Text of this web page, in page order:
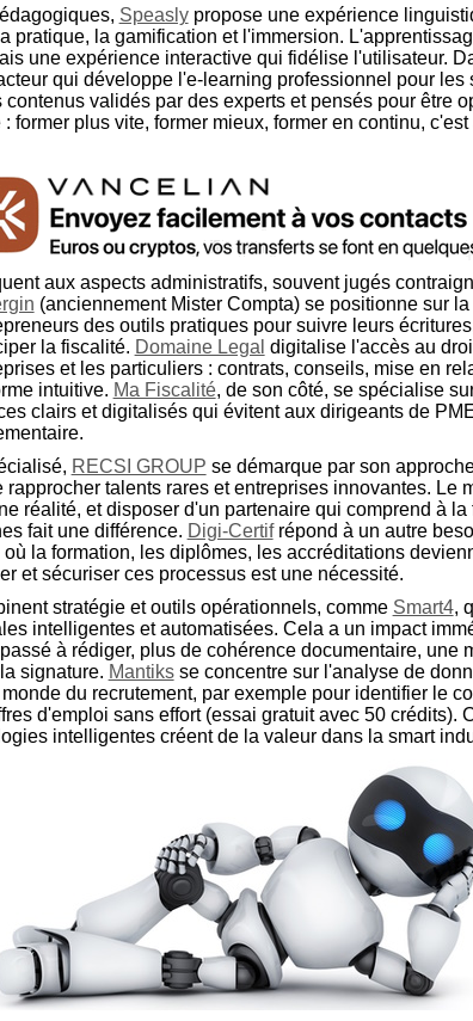
Speaslypropose une expérience
pratique, la gamification et l'immersion.
une expérience interactive qui fidélise l'utilisateur.
qui développe l'e-learning professionnel pour les
validés par des experts et pensés pour être
former plus vite, former mieux, former en continu,
aux aspects administratifs, souvent jugés
(anciennement Mister Compta) se positionne sur
des outils pratiques pour suivre leurs
la fiscalité. Domaine Legal digitalise l'accès au
et les particuliers : contrats, conseils, mise en
intuitive. Ma Fiscalité, de son côté, se spécialise
clairs et digitalisés qui évitent aux dirigeants de
RECSI GROUP se démarque par son
rapprocher talents rares et entreprises innovantes. Le
réalité, et disposer d'un partenaire qui comprend à
fait une différence. Digi-Certifrépond à un autre
où la formation, les diplômes, les accréditations
et sécuriser ces processus est une nécessité.
stratégie et outils opérationnels, comme Smart4,
intelligentes et automatisées. Cela a un impact
à rédiger, plus de cohérence documentaire, une
signature. Mantiksse concentre sur l'analyse de
du recrutement, par exemple pour identifier le
d'emploi sans effort (essai gratuit avec 50 crédits).
intelligentes créent de la valeur dans la smart